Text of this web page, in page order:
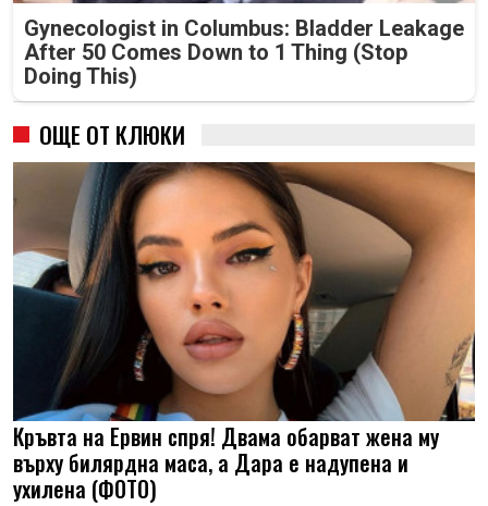
Gynecologist in Columbus: Bladder Leakage
After 50 Comes Down to 1 Thing (Stop
Doing This)
ОЩЕ ОТ КЛЮКИ
Кръвта на Ервин спря! Двама обарват жена му
върху билярдна маса, а Дара е надупена и
ухилена (ФОТО)